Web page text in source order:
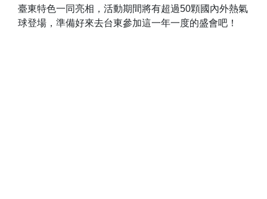
臺東特色一同亮相，活動期間將有超過50顆國內外熱氣
球登場，準備好來去台東參加這一年一度的盛會吧！